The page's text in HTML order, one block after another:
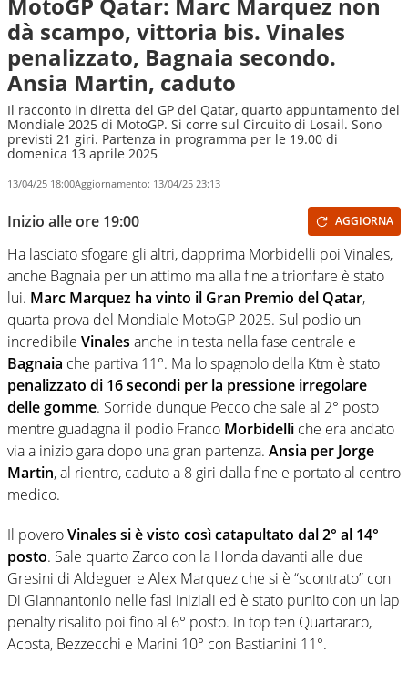
dà scampo, vittoria bis. Vinales
penalizzato, Bagnaia secondo.
Ansia Martin, caduto
Il racconto in diretta del GP del Qatar, quarto appuntamento del
Mondiale 2025 di MotoGP. Si corre sul Circuito di Losail. Sono
previsti 21 giri. Partenza in programma per le 19.00 di
domenica 13 aprile 2025
13/04/25 18:00Aggiornamento: 13/04/25 23:13
AGGIORNA
Inizio alle ore 19:00
Ha lasciato sfogare gli altri, dapprima Morbidelli poi Vinales,
anche Bagnaia per un attimo ma alla fine a trionfare è stato
lui. Marc Marquez ha vinto il Gran Premio del Qatar,
quarta prova del Mondiale MotoGP 2025. Sul podio un
incredibile Vinales anche in testa nella fase centrale e
Bagnaia che partiva 11°. Ma lo spagnolo della Ktm è stato
penalizzato di 16 secondi per la pressione irregolare
delle gomme. Sorride dunque Pecco che sale al 2° posto
mentre guadagna il podio Franco Morbidelli che era andato
via a inizio gara dopo una gran partenza. Ansia per Jorge
Martin, al rientro, caduto a 8 giri dalla fine e portato al centro
medico.
Il poveroVinales si è visto così catapultato dal 2° al 14°
posto. Sale quarto Zarco con la Honda davanti alle due
Gresini di Aldeguer e Alex Marquez che si è “scontrato” con
Di Giannantonio nelle fasi iniziali ed è stato punito con un lap
penalty risalito poi fino al 6° posto. In top ten Quartararo,
Acosta, Bezzecchi e Marini 10° con Bastianini 11°.